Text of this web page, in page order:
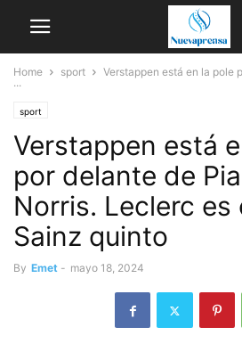
Home sport
Verstappen está en la pole
...
sport
Verstappen está
por delante de
Norris. Leclerc
Sainz quinto
By Emet - mayo 18, 2024